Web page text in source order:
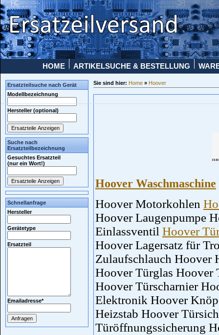
HOME ARTIKELSUCHE & BESTELLUNG
Ersatzteilsuche nach Gerät
Modellbezeichnung
Hersteller (optional)
Suche nach
Ersatzteilbezeichnung
Gesuchtes Ersatzteil
(nur ein Wort!)
Schnellanfrage
Hersteller
Gerätetype
Ersatzteil
Emailadresse*
Sie sind hier: Home » Hoover
Hoover Waschmaschine
Hoover Motorkohlen
Hoover Laugenpumpe
Einlassventil Hoover
Hoover Lagersatz für
Zulaufschlauch Hoover
Hoover Türglas Hoover
Hoover Türscharnier
Elektronik Hoover
Heizstab Hoover
Türöffnungssicherung